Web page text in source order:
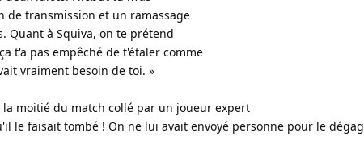
de transmission et un ramassage
Quant à Squiva, on te prétend
t'a pas empêché de t'étaler comme
vraiment besoin de toi. »
moitié du match collé par un joueur expert
le faisait tombé ! On ne lui avait envoyé personne pour le